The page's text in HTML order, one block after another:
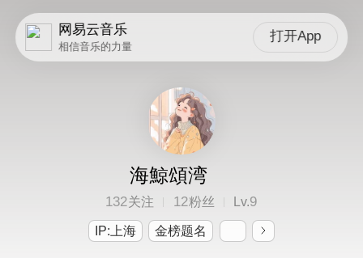
网易云音乐
相信音乐的力量
打开App
海鯨頌湾
132关注 12粉丝 Lv.9
IP:上海 金榜题名